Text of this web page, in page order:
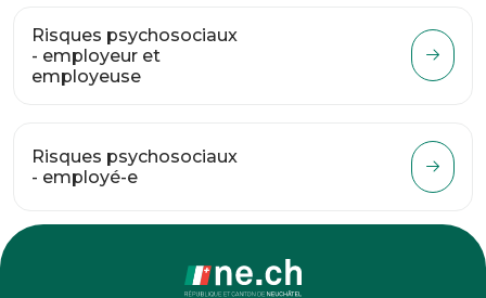
Risques psychosociaux
- employeur et
employeuse
Risques psychosociaux
- employé-e